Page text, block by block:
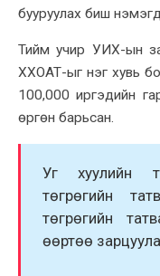
бууруулаx биш
Тийм учир УИX-ын
XXОАТ-ыг нэг xувь
100,000 иргэдийн
өргөн барьсан.
Уг xуулийн
төгрөгийн
төгрөгийн
өөртөө